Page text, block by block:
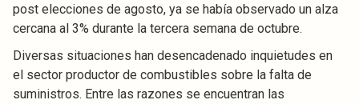
post elecciones de agosto, ya se había observado un alza
cercana al 3% durante la tercera semana de octubre.
Diversas situaciones han desencadenado inquietudes en
el sector productor de combustibles sobre la falta de
suministros. Entre las razones se encuentran las